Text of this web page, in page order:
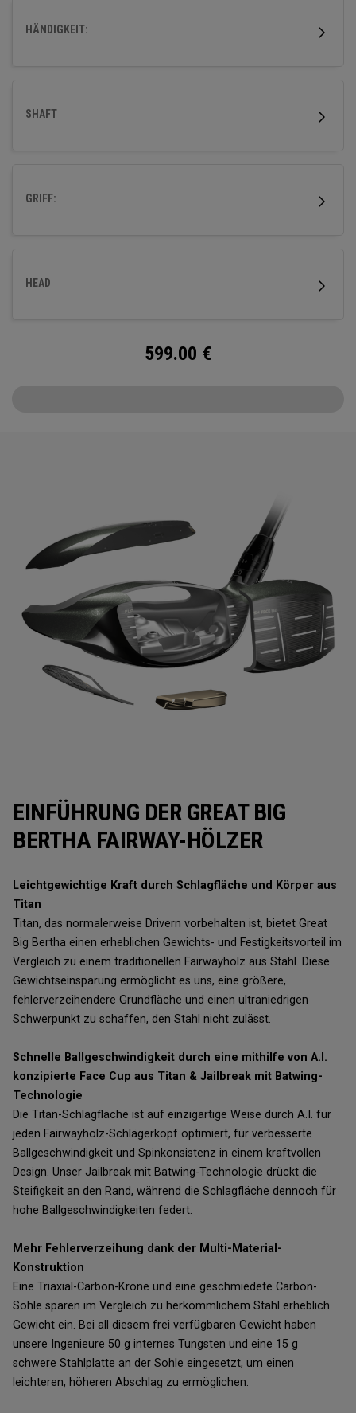
HÄNDIGKEIT:
SHAFT
GRIFF:
HEAD
599.00 €
EINFÜHRUNG DER GREAT BIG
BERTHA FAIRWAY-HÖLZER
Leichtgewichtige Kraft durch Schlagfläche und Körper aus
Titan
Titan, das normalerweise Drivern vorbehalten ist, bietet Great
Big Bertha einen erheblichen Gewichts- und Festigkeitsvorteil im
Vergleich zu einem traditionellen Fairwayholz aus Stahl. Diese
Gewichtseinsparung ermöglicht es uns, eine größere,
fehlerverzeihendere Grundfläche und einen ultraniedrigen
Schwerpunkt zu schaffen, den Stahl nicht zulässt.
Schnelle Ballgeschwindigkeit durch eine mithilfe von A.I.
konzipierte Face Cup aus Titan & Jailbreak mit Batwing-
Technologie
Die Titan-Schlagfläche ist auf einzigartige Weise durch A.I. für
jeden Fairwayholz-Schlägerkopf optimiert, für verbesserte
Ballgeschwindigkeit und Spinkonsistenz in einem kraftvollen
Design. Unser Jailbreak mit Batwing-Technologie drückt die
Steifigkeit an den Rand, während die Schlagfläche dennoch für
hohe Ballgeschwindigkeiten federt.
Mehr Fehlerverzeihung dank der Multi-Material-
Konstruktion
Eine Triaxial-Carbon-Krone und eine geschmiedete Carbon-
Sohle sparen im Vergleich zu herkömmlichem Stahl erheblich
Gewicht ein. Bei all diesem frei verfügbaren Gewicht haben
unsere Ingenieure 50 g internes Tungsten und eine 15 g
schwere Stahlplatte an der Sohle eingesetzt, um einen
leichteren, höheren Abschlag zu ermöglichen.